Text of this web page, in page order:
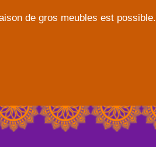
de gros meubles est possible.